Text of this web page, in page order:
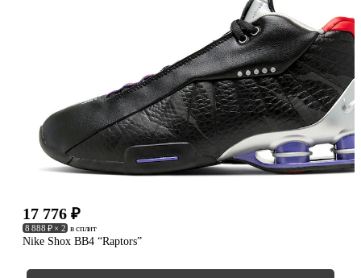
Nike Shox BB4 “Raptors”
17 776 ₽
8 888 ₽ × 2 в сплит